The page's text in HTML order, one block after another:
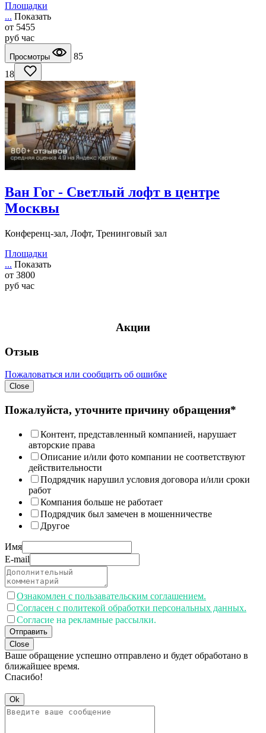
Площадки
... Показать
от 5455
руб час
Просмотры
85
18
Ван Гог - Светлый лофт в центре
Москвы
Конференц-зал, Лофт, Тренинговый зал
Площадки
... Показать
от 3800
руб час
Акции
Отзыв
Пожаловаться или сообщить об ошибке
Close
Пожалуйста, уточните причину обращения*
Контент, представленный компанией, нарушает
авторские права
Описание и/или фото компании не соответствуют
действительности
Подрядчик нарушил условия договора и/или сроки
работ
Компания больше не работает
Подрядчик был замечен в мошенничестве
Другое
Имя
E-mail
Ознакомлен с пользавательским соглашением.
Согласен с политекой обработки персональных данных.
Согласие на рекламные рассылки.
Отправить
Close
Ваше обращение успешно отправлено и будет обработано в
ближайшее время.
Спасибо!
Ok